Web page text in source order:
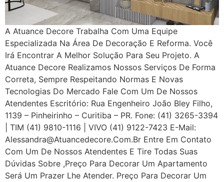
A Atuance Decore Trabalha Com Uma Equipe
Especializada Na Área De Decoração E Reforma. Você
Irá Encontrar A Melhor Solução Para Seu Projeto. A
Atuance Decore Realizamos Nossos Serviços De Forma
Correta, Sempre Respeitando Normas E Novas
Tecnologias Do Mercado Fale Com Um De Nossos
Atendentes Escritório: Rua Engenheiro João Bley Filho,
1139 – Pinheirinho – Curitiba – PR. Fone: (41) 3265-3394
| TIM (41) 9810-1116 | VIVO (41) 9122-7423 E-Mail:
Alessandra@atuancedecore.com.br Entre Em Contato
Com Um De Nossos Atendentes E Tire Todas Suas
Dúvidas Sobre ,Preço Para Decorar Um Apartamento
Será Um Prazer Lhe Atender. Preço Para Decorar Um